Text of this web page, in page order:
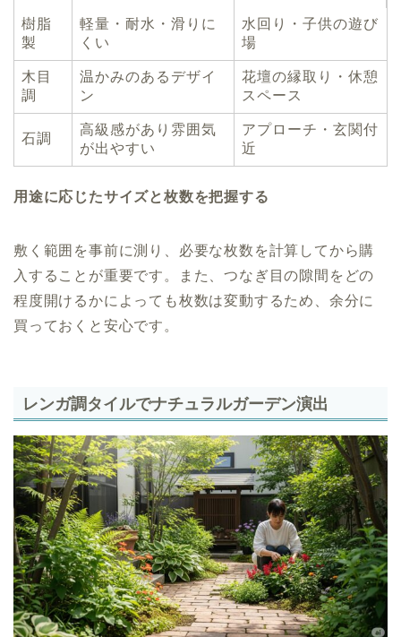
樹脂
製
軽量・耐水・滑りに
くい
水回り・子供の遊び
場
木目
調
温かみのあるデザイ
ン
花壇の縁取り・休憩
スペース
石調
高級感があり雰囲気
が出やすい
アプローチ・玄関付
近
用途に応じたサイズと枚数を把握する
敷く範囲を事前に測り、必要な枚数を計算してから購
入することが重要です。また、つなぎ目の隙間をどの
程度開けるかによっても枚数は変動するため、余分に
買っておくと安心です。
レンガ調タイルでナチュラルガーデン演出